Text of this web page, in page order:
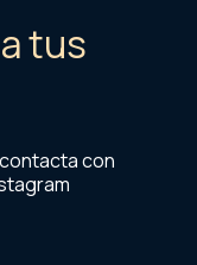
tus
con